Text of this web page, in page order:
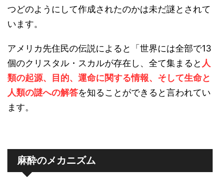
つどのようにして作成されたのかは未だ謎とされて
います。
アメリカ先住民の伝説によると「世界には全部で13
個のクリスタル・スカルが存在し、全て集まると 人
類の起源、目的、運命に関する情報、そして生命と
人類の謎への解答を知ることができると言われてい
ます。
麻酔のメカニズム